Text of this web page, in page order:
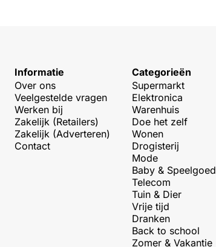
Informatie
Over ons
Veelgestelde vragen
Werken bij
Zakelijk (Retailers)
Zakelijk (Adverteren)
Contact
Categorieën
Supermarkt
Elektronica
Warenhuis
Doe het zelf
Wonen
Drogisterij
Mode
Baby & Speelgoed
Telecom
Tuin & Dier
Vrije tijd
Dranken
Back to school
Zomer & Vakantie